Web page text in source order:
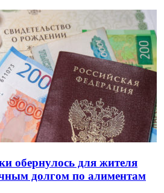
обернулось для жителя
долгом по алиментам